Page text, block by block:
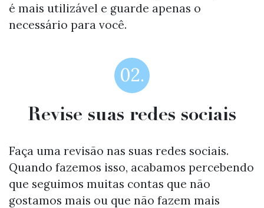
é mais utilizável e guarde apenas o
necessário para você.
02.
Revise suas redes sociais
Faça uma revisão nas suas redes sociais.
Quando fazemos isso, acabamos percebendo
que seguimos muitas contas que não
gostamos mais ou que não fazem mais